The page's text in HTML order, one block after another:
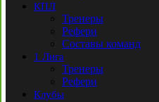
КПЛ
Тренеры
Рефери
Составы команд
1 Лига
Тренеры
Рефери
Клубы